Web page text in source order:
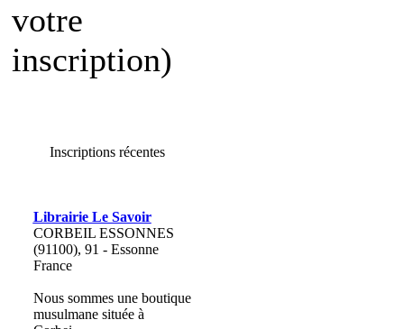
votre
inscription)
Inscriptions récentes
Librairie Le Savoir
CORBEIL ESSONNES
(91100), 91 - Essonne
France
Nous sommes une boutique
musulmane située à